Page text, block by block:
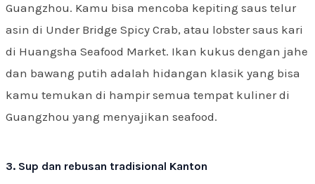
Guangzhou. Kamu bisa mencoba kepiting saus telur
asin di Under Bridge Spicy Crab, atau lobster saus kari
di Huangsha Seafood Market. Ikan kukus dengan jahe
dan bawang putih adalah hidangan klasik yang bisa
kamu temukan di hampir semua tempat kuliner di
Guangzhou yang menyajikan seafood.
3. Sup dan rebusan tradisional Kanton